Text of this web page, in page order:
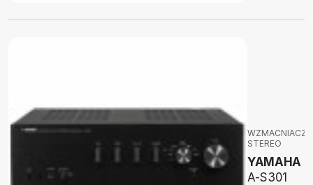
WZMACNIACZE
STEREO
YAMAHA
A-S301